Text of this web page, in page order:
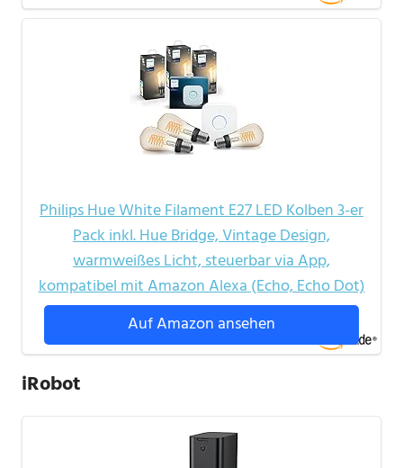
Philips Hue White Filament E27 LED Kolben 3-er
Pack inkl. Hue Bridge, Vintage Design,
warmweißes Licht, steuerbar via App,
kompatibel mit Amazon Alexa (Echo, Echo Dot)
Auf Amazon ansehen
iRobot